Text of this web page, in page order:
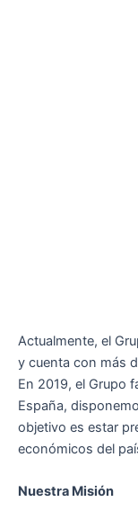
Actualmente, el
y cuenta con más
En 2019, el Grupo
España,
objetivo es estar
económicos del
Nuestra Misión